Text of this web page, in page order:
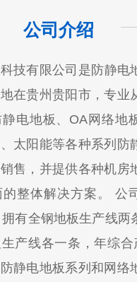
公司介绍
技有限公司​是防静电
在贵州贵阳市，专业
电地板、OA网络地
太阳能等各种系列防
售，并提供各种机房
整体解决方案。 公
有全钢地板生产线两
产线各一条，年综合
静电地板系列和网络